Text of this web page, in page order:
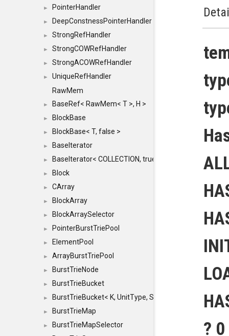
► PointerHandler
► DeepConstnessPointerHandler
► StrongRefHandler
► StrongCOWRefHandler
► StrongACOWRefHandler
►
UniqueRefHandler
RawMem
► BaseRef< RawMem< T >, H >
► BlockBase
► BlockBase< T, false >
► BaseIterator
► BaseIterator< COLLECTION, true >
► Block
► CArray
► BlockArray
► BlockArraySelector
► PointerBurstTriePool
► ElementPool
► ArrayBurstTriePool
► BurstTrieNode
► BurstTrieBucket
► BurstTrieBucket< K, UnitType, SIZE >
► BurstTrieMap
►
BurstTrieMapSelector
?